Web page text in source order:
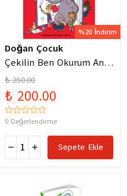
%20 İndirim
Doğan Çocuk
Çekilin Ben Okurum Anıl
Basılı Eğlenceli
Hikayeler
₺ 250.00
₺ 200.00
0 Değerlendirme
Sepete Ekle